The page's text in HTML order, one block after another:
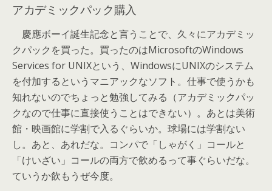
アカデミックパック購入
慶應ボーイ誕生記念と言うことで、久々にアカデミッ
クパックを買った。買ったのはMicrosoftのWindows
Services for UNIXという、WindowsにUNIXのシステム
を付加するというマニアックなソフト。仕事で使うかも
知れないのでちょっと勉強してみる（アカデミックパッ
クなので仕事に直接使うことはできない）。あとは美術
館・映画館に学割で入るぐらいか。球場には学割ない
し。あと、あれだな。コンパで「しゃがく」コールと
「けいざい」コールの両方で飲めるって事ぐらいだな。
ていうか飲もうぜ今度。